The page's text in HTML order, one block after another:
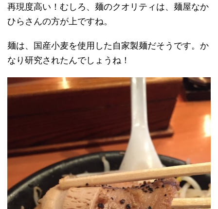
再現度高い！むしろ、麺のクオリティは、麺屋なか
ひらさんの方が上ですね。
麺は、国産小麦を使用した自家製麺だそうです。か
なり研究されたんでしょうね！